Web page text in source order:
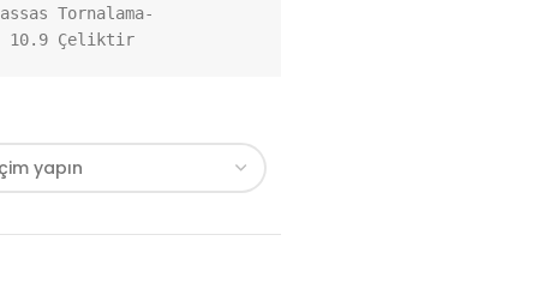
Tornalama-
10.9 Çeliktir